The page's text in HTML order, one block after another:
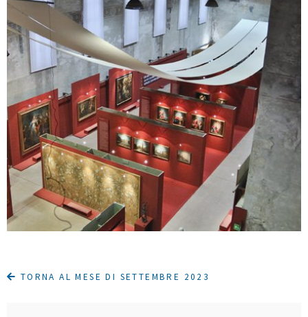
TORNA AL MESE DI SETTEMBRE 2023